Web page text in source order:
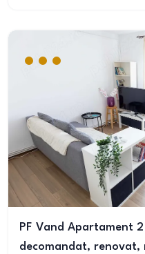
PF Vand Apartament
decomandat, renovat,